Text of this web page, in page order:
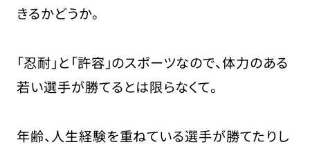
きるかどうか。
「忍耐」と「許容」のスポーツなので、体力のある
若い選手が勝てるとは限らなくて。
年齢、人生経験を重ねている選手が勝てたりし